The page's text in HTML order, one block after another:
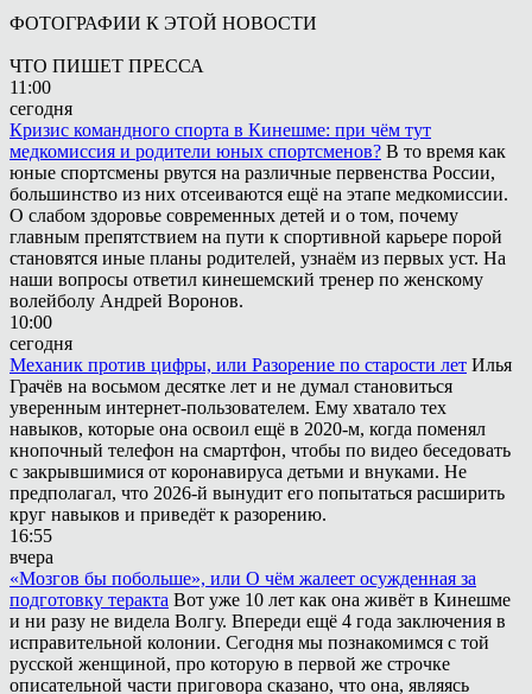
ФОТОГРАФИИ К ЭТОЙ НОВОСТИ
ЧТО ПИШЕТ ПРЕССА
11:00
сегодня
Кризис командного спорта в Кинешме: при чём тут
медкомиссия и родители юных спортсменов? В то время как
юные спортсмены рвутся на различные первенства России,
большинство из них отсеиваются ещё на этапе медкомиссии.
О слабом здоровье современных детей и о том, почему
главным препятствием на пути к спортивной карьере порой
становятся иные планы родителей, узнаём из первых уст. На
наши вопросы ответил кинешемский тренер по женскому
волейболу Андрей Воронов.
10:00
сегодня
Механик против цифры, или Разорение по старости лет Илья
Грачёв на восьмом десятке лет и не думал становиться
уверенным интернет-пользователем. Ему хватало тех
навыков, которые она освоил ещё в 2020-м, когда поменял
кнопочный телефон на смартфон, чтобы по видео беседовать
с закрывшимися от коронавируса детьми и внуками. Не
предполагал, что 2026-й вынудит его попытаться расширить
круг навыков и приведёт к разорению.
16:55
вчера
«Мозгов бы побольше», или О чём жалеет осужденная за
подготовку теракта Вот уже 10 лет как она живёт в Кинешме
и ни разу не видела Волгу. Впереди ещё 4 года заключения в
исправительной колонии. Сегодня мы познакомимся с той
русской женщиной, про которую в первой же строчке
описательной части приговора сказано, что она, являясь